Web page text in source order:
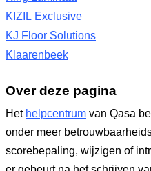
KIZIL Exclusive
KJ Floor Solutions
Klaarenbeek
Over deze pagina
Het helpcentrum van Qasa
onder meer
scorebepaling, wijzigen of